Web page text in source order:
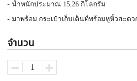
- น้ำหนักประมาณ 15.26 กิโลกรัม
- มาพร้อม กระเป๋าเก็บเต็นท์พร้อมหูหิ้วสะดว
จำนวน